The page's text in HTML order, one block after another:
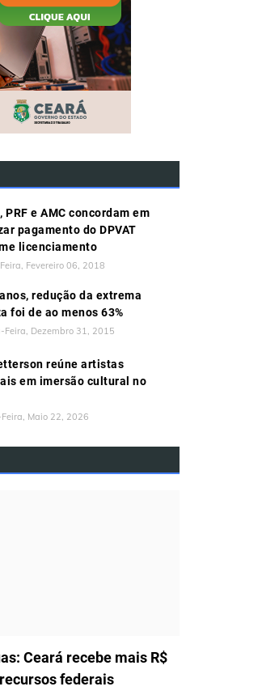
PRF e AMC concordam em
pagamento do DPVAT
licenciamento
Fevereiro 06, 2018
redução da extrema
foi de ao menos 63%
Feira, Dezembro 31, 2015
reúne artistas
em imersão cultural no
Maio 22, 2026
Ceará recebe mais R$
federais